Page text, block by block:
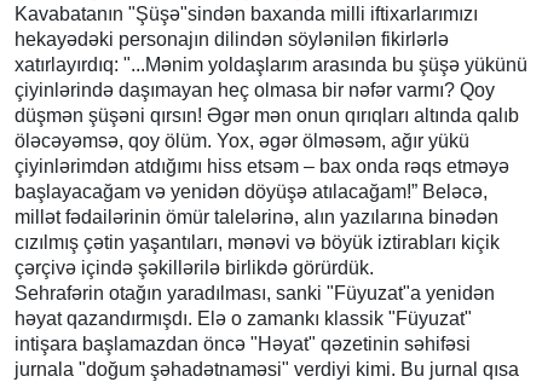
Kavabatanın "Şüşə"sindən baxanda milli iftixarlarımızı
hekayədəki personajın dilindən söylənilən fikirlərlə
xatırlayırdıq: "...Mənim yoldaşlarım arasında bu şüşə yükünü
çiyinlərində daşımayan heç olmasa bir nəfər varmı? Qoy
düşmən şüşəni qırsın! Əgər mən onun qırıqları altında qalıb
öləcəyəmsə, qoy ölüm. Yox, əgər ölməsəm, ağır yükü
çiyinlərimdən atdığımı hiss etsəm – bax onda rəqs etməyə
başlayacağam və yenidən döyüşə atılacağam!” Beləcə,
millət fədailərinin ömür talelərinə, alın yazılarına binədən
cızılmış çətin yaşantıları, mənəvi və böyük iztirabları kiçik
çərçivə içində şəkillərilə birlikdə görürdük.
Sehrafərin otağın yaradılması, sanki "Füyuzat"a yenidən
həyat qazandırmışdı. Elə o zamankı klassik "Füyuzat"
intişara başlamazdan öncə "Həyat" qəzetinin səhifəsi
jurnala "doğum şəhadətnaməsi" verdiyi kimi. Bu jurnal qısa